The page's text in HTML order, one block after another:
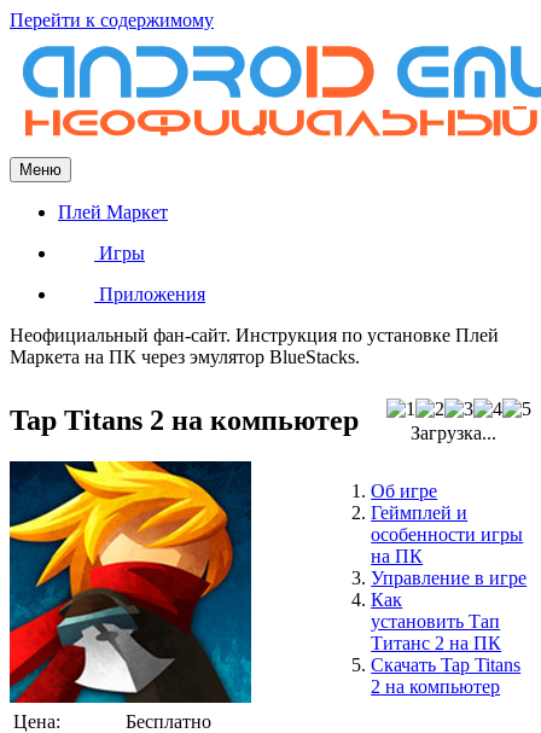
Перейти к содержимому
Меню
Плей Маркет
Игры
Приложения
Неофициальный фан-сайт. Инструкция по установке Плей
Маркета на ПК через эмулятор BlueStacks.
Tap Titans 2 на компьютер Загрузка...
Об игре
Геймплей и
особенности игры
на ПК
Управление в игре
Как
установить Тап
Титанс 2 на ПК
СкачатьTap Titans
2 на компьютер
Цена:
Бесплатно